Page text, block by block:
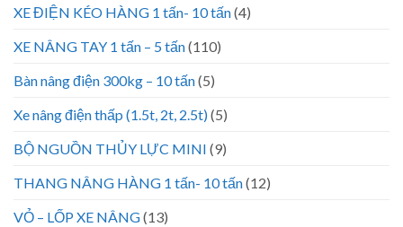
XE ĐIỆN KÉO HÀNG 1 tấn- 10 tấn(4)
XE NÂNG TAY 1 tấn – 5 tấn(110)
Bàn nâng điện 300kg – 10 tấn(5)
Xe nâng điện thấp (1.5t, 2t, 2.5t)(5)
BỘ NGUỒN THỦY LỰC MINI (9)
THANG NÂNG HÀNG 1 tấn- 10 tấn(12)
VỎ – LỐP XE NÂNG(13)